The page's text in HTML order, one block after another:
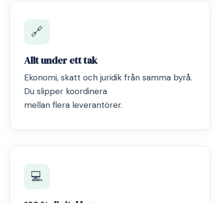
🔗
Allt under ett tak
Ekonomi, skatt och juridik från samma byrå.
Du slipper koordinera
mellan flera leverantörer.
💻